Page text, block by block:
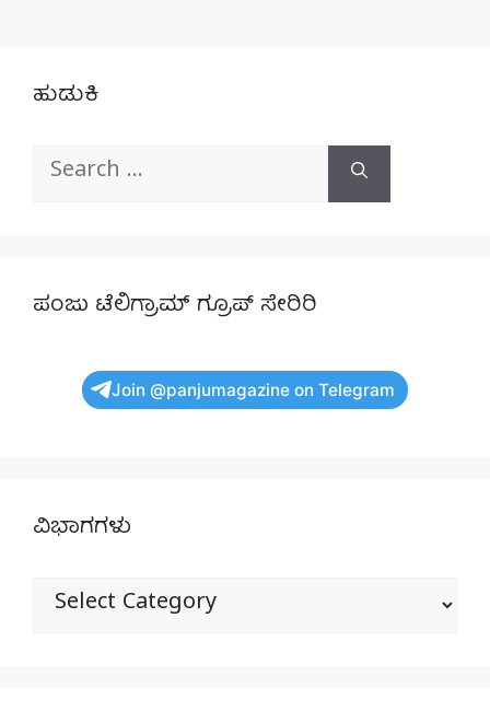
ಹುಡುಕಿ
Search
ಪಂಜು ಟೆಲಿಗ್ರಾಮ್ ಗ್ರೂಪ್ ಸೇರಿರಿ
Join @panjumagazine on Telegram
ವಿಭಾಗಗಳು
ವಿಭಾಗಗಳು